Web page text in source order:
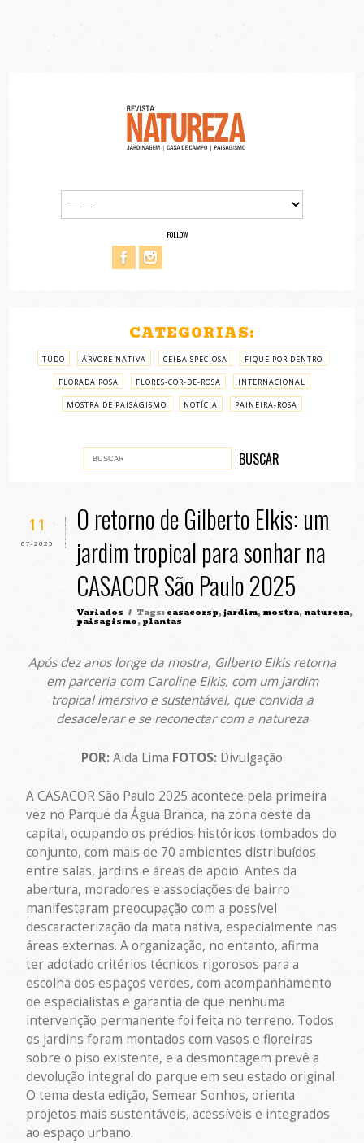
FOLLOW
CATEGORIAS:
TUDO ÁRVORE NATIVA CEIBA SPECIOSA FIQUE POR DENTRO
FLORADA ROSA FLORES-COR-DE-ROSA INTERNACIONAL
MOSTRA DE PAISAGISMO NOTÍCIA PAINEIRA-ROSA
11
07-2025
O retorno de Gilberto Elkis: um
jardim tropical para sonhar na
CASACOR São Paulo 2025
Variados / Tags: casacorsp,jardim, mostra, natureza,
paisagismo, plantas
Após dez anos longe da mostra, Gilberto Elkis retorna
em parceria com Caroline Elkis, com um jardim
tropical imersivo e sustentável, que convida a
desacelerar e se reconectar com a natureza
POR:Aida Lima FOTOS: Divulgação
A CASACOR São Paulo 2025 acontece pela primeira
vez no Parque da Água Branca, na zona oeste da
capital, ocupando os prédios históricos tombados do
conjunto, com mais de 70 ambientes distribuídos
entre salas, jardins e áreas de apoio. Antes da
abertura, moradores e associações de bairro
manifestaram preocupação com a possível
descaracterização da mata nativa, especialmente nas
áreas externas. A organização, no entanto, afirma
ter adotado critérios técnicos rigorosos para a
escolha dos espaços verdes, com acompanhamento
de especialistas e garantia de que nenhuma
intervenção permanente foi feita no terreno. Todos
os jardins foram montados com vasos e floreiras
sobre o piso existente, e a desmontagem prevê a
devolução integral do parque em seu estado original.
O tema desta edição, Semear Sonhos, orienta
projetos mais sustentáveis, acessíveis e integrados
ao espaço urbano.